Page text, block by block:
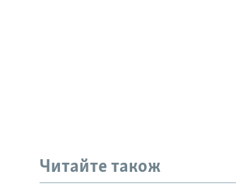
Читайте також